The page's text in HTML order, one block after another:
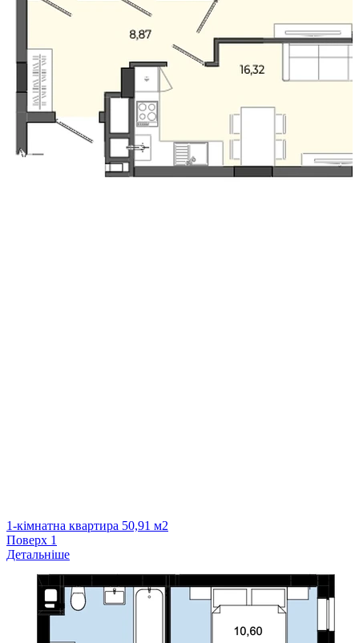
1-кімнатна квартира 50,91 м2
Поверх 1
Детальніше